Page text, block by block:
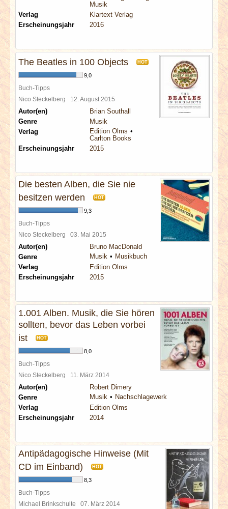
Musik
Verlag
Klartext Verlag
Erscheinungsjahr
2016
The Beatles in 100 Objects HOT
9,0
Buch-Tipps
Nico Steckelberg 12. August 2015
Autor(en)
Brian Southall
Genre
Musik
Verlag
Edition Olms
Carlton Books
Erscheinungsjahr
2015
Die besten Alben, die Sie nie
besitzen werden
HOT
9,3
Buch-Tipps
Nico Steckelberg 03. Mai 2015
Autor(en)
Bruno MacDonald
Genre
Musik
Musikbuch
Verlag
Edition Olms
Erscheinungsjahr
2015
1.001 Alben. Musik, die Sie hören
sollten, bevor das Leben vorbei
ist
HOT
8,0
Buch-Tipps
Nico Steckelberg 11. März 2014
Autor(en)
Robert Dimery
Genre
Musik
Nachschlagewerk
Verlag
Edition Olms
Erscheinungsjahr
2014
Antipädagogische Hinweise (Mit
CD im Einband)
HOT
8,3
Buch-Tipps
Michael Brinkschulte 07. März 2014